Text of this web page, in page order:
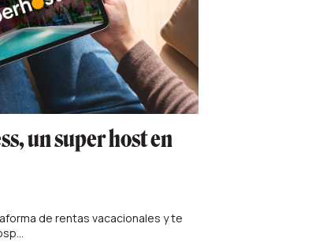
un super host en
de rentas vacacionales y te